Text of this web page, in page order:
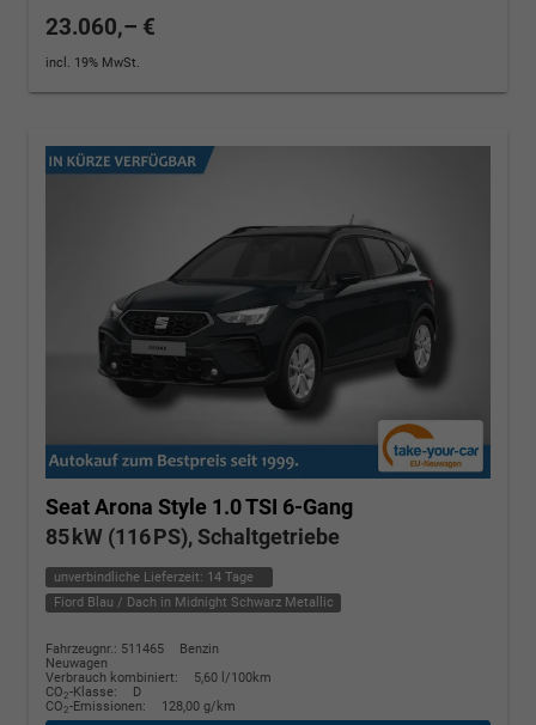
23.060,– €
incl. 19% MwSt.
Seat Arona Style 1.0 TSI 6-Gang
85 kW (116 PS), Schaltgetriebe
unverbindliche Lieferzeit: 14 Tage
Fiord Blau / Dach in Midnight Schwarz Metallic
Fahrzeugnr.: 511465
Benzin
Neuwagen
Verbrauch kombiniert:
5,60 l/100km
CO2-Klasse:
D
CO2-Emissionen: 128,00 g/km